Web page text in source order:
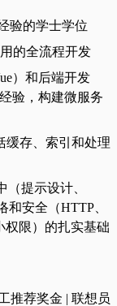
验的学士学位
的全流程开发
）和后端开发
经验，构建微服务
缓存、索引和处理
提示设计、
安全（HTTP、
权限）的扎实基础
推荐奖金 | 联想员